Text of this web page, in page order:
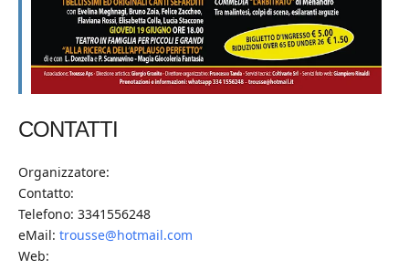
CONTATTI
Organizzatore:
Contatto:
Telefono: 3341556248
eMail: trousse@hotmail.com
Web: